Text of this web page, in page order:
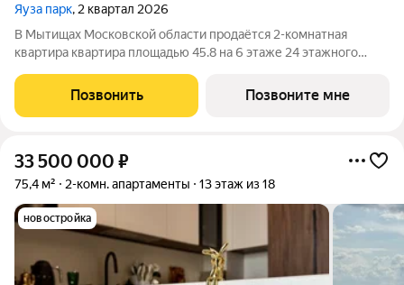
Яуза парк, 2 квартал 2026
В Мытищах Московской области продаётся 2-комнатная
квартира квартира площадью 45.8 на 6 этаже 24 этажного
расположение 5 минут пешком до ж/д станции Мытищи и 20
минут на автомобиле до метро
Позвонить Позвоните мне
33 500 000 ₽
75,4 м² 2-комн. апартаменты 13 этаж из 18
новостройка